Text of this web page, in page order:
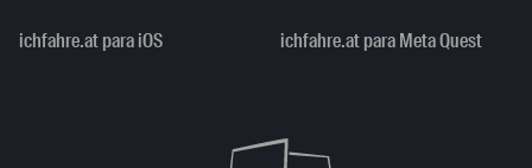
ichfahre.at para iOS ichfahre.at para Meta Quest